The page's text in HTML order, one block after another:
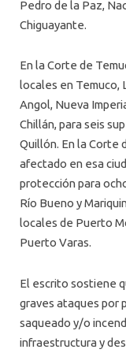
Pedro de la Paz,
Chiguayante.
En la Corte de
locales en Temuco,
Angol, Nueva
Chillán, para seis
Quillón. En la Corte
afectado en esa
protección para
Río Bueno y
locales de Puerto
Puerto Varas.
El escrito sostiene
graves ataques por
saqueado y/o
infraestructura y